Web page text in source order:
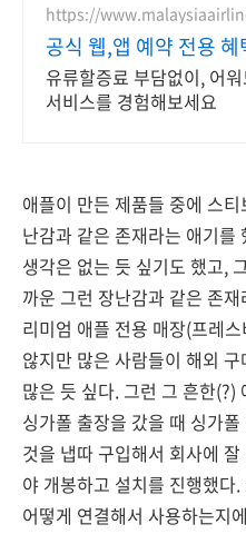
https://
공식 웹,앱 예약 전용
유류할증료 부담없이, 어
서비스를 경험해보세요
애플이 만든 제품들 중에 스
난감과 같은 존재라는 애기를
생각은 없는 듯 싶기도 했고,
까운 그런 장난감과 같은 존
리미엄 애플 전용 매장(프레
않지만 많은 사람들이 해외
많은 듯 싶다. 그런 그 흔한(?)
싱가폴 출장을 갔을 때 싱가
것을 냅따 구입해서 회사에
야 개봉하고 설치를 진행했다
어떻게 연결해서 사용하는지